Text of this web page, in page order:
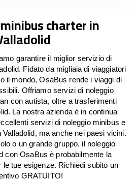
charter in
garantire il miglior servizio di
Fidato da migliaia di viaggiatori
il mondo, OsaBus rende i viaggi di
Offriamo servizi di noleggio
con autista, oltre a trasferimenti
La nostra azienda è in continua
servizi di noleggio minibus e
ma anche nei paesi vicini.
o un grande gruppo, il noleggio
con OsaBus è probabilmente la
le tue esigenze. Richiedi subito un
GRATUITO!